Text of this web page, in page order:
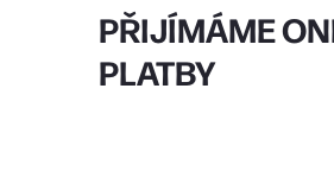
PŘIJÍMÁME
PLATBY